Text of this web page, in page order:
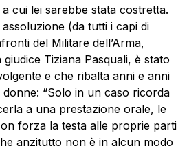
cui lei sarebbe stata costretta.
(da tutti i capi di
del Militare dell’Arma,
Tiziana Pasquali, è stato
e che ribalta anni e anni
“Solo in un caso ricorda
a una prestazione orale, le
forza la testa alle proprie parti
anzitutto non è in alcun modo